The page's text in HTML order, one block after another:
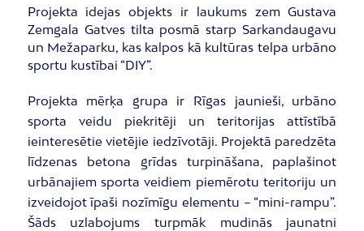
Projekta idejas objekts ir laukums zem Gustava
Zemgala Gatves tilta posmā starp Sarkandaugavu
un Mežaparku, kas kalpos kā kultūras telpa urbāno
sportu kustībai “DIY”.
Projekta mērķa grupa ir Rīgas jaunieši, urbāno
sporta veidu piekritēji un teritorijas attīstībā
ieinteresētie vietējie iedzīvotāji. Projektā paredzēta
līdzenas betona grīdas turpināšana, paplašinot
urbānajiem sporta veidiem piemērotu teritoriju un
izveidojot īpaši nozīmīgu elementu – “mini-rampu”.
Šāds uzlabojums turpmāk mudinās jaunatni